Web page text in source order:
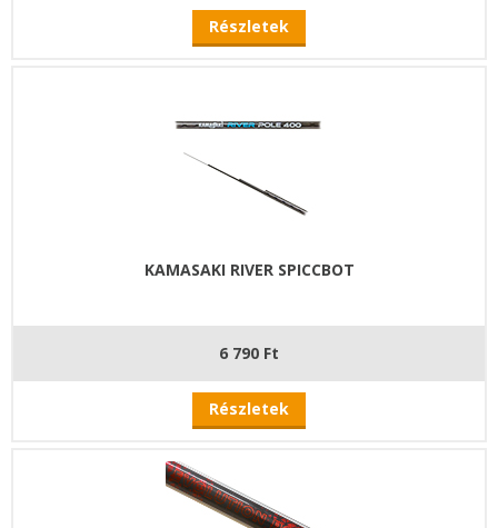
Részletek
KAMASAKI RIVER SPICCBOT
6 790 Ft
Részletek